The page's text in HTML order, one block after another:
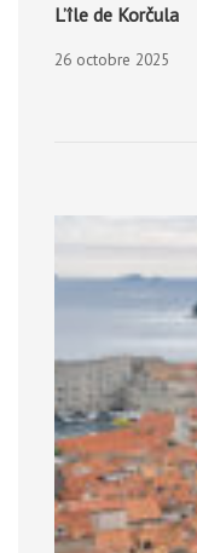
L’île de Korčula
26 octobre 2025